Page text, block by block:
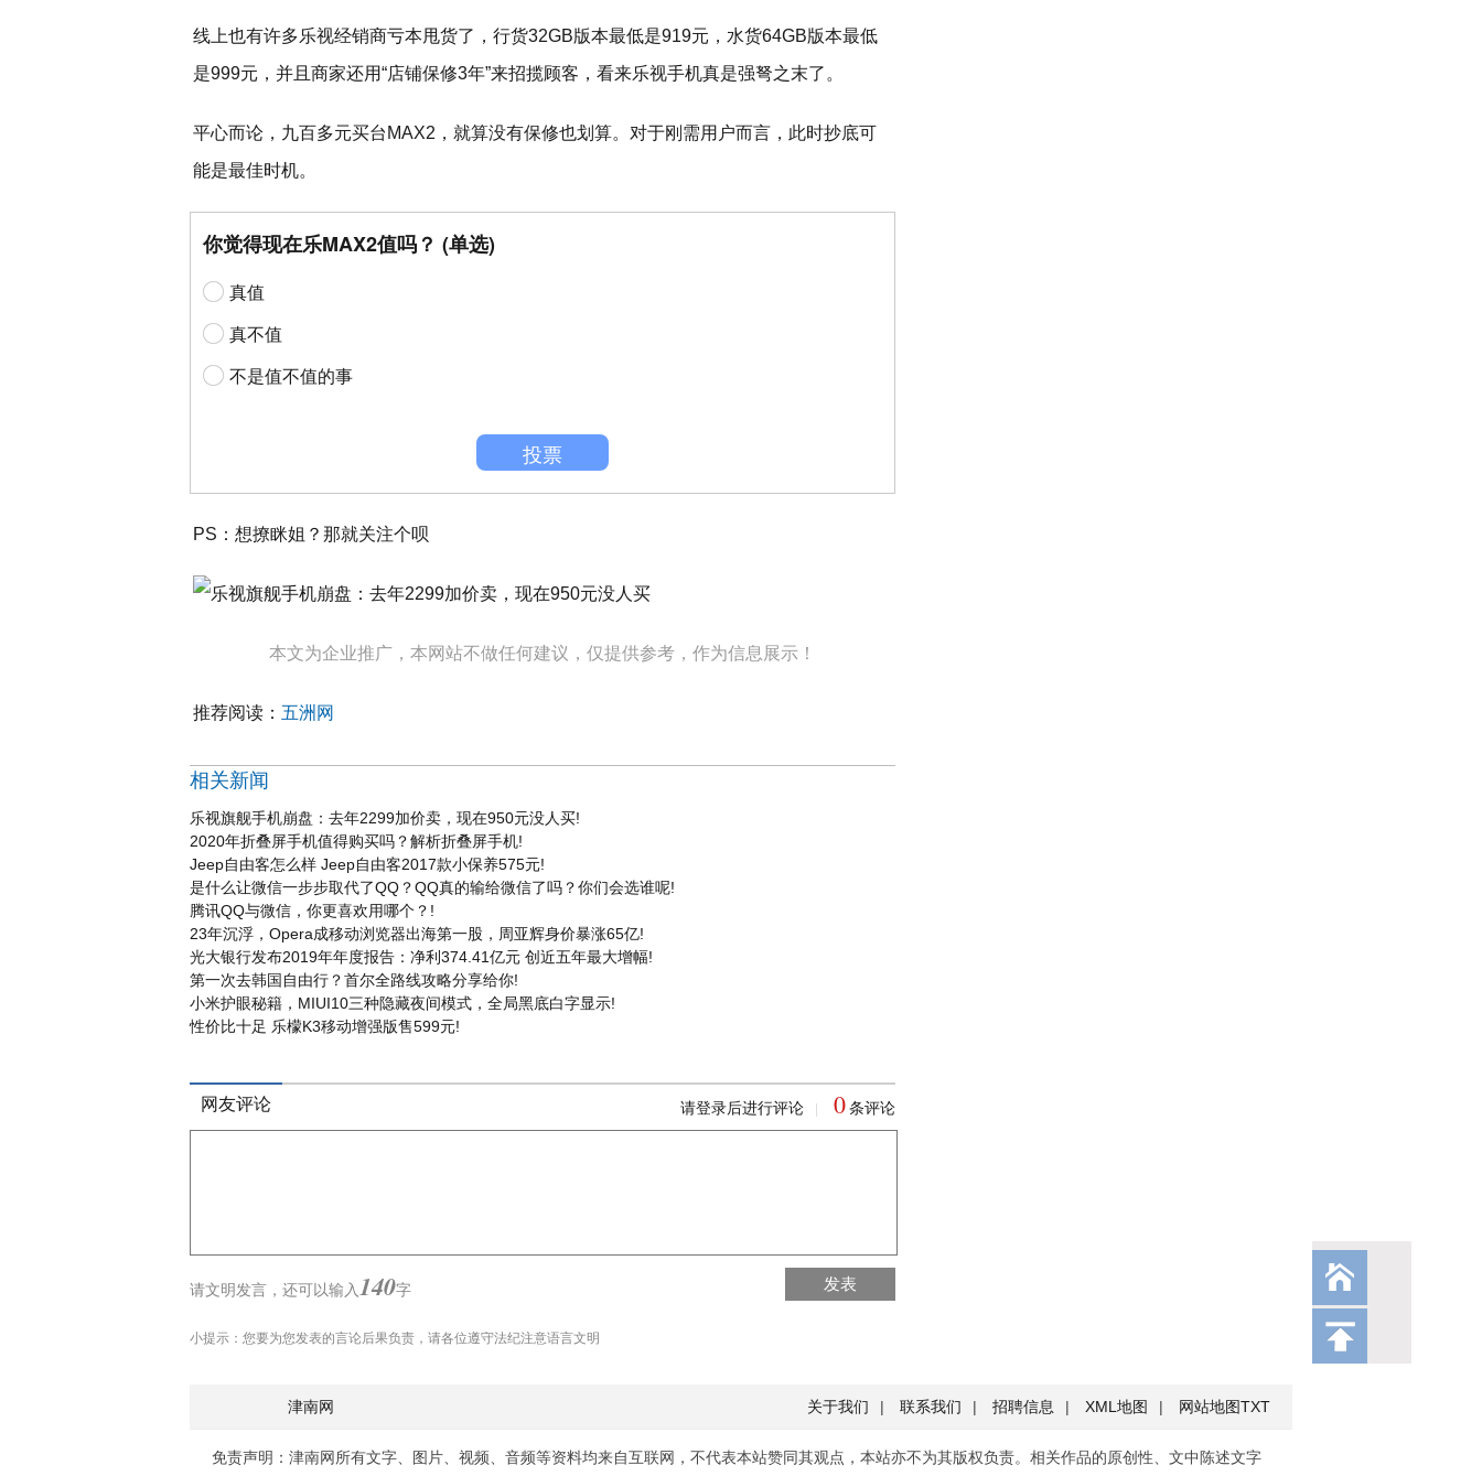
线上也有许多乐视经销商亏本甩货了，行货32GB版本最低是919元，水货64GB版本最低
是999元，并且商家还用“店铺保修3年”来招揽顾客，看来乐视手机真是强弩之末了。
平心而论，九百多元买台MAX2，就算没有保修也划算。对于刚需用户而言，此时抄底可
能是最佳时机。
你觉得现在乐MAX2值吗？ (单选)
真值
真不值
不是值不值的事
投票
PS：想撩眯姐？那就关注个呗
本文为企业推广，本网站不做任何建议，仅提供参考，作为信息展示！
推荐阅读： 五洲网
相关新闻
乐视旗舰手机崩盘：去年2299加价卖，现在950元没人买!
2020年折叠屏手机值得购买吗？解析折叠屏手机!
Jeep自由客怎么样 Jeep自由客2017款小保养575元!
是什么让微信一步步取代了QQ？QQ真的输给微信了吗？你们会选谁呢!
腾讯QQ与微信，你更喜欢用哪个？!
23年沉浮，Opera成移动浏览器出海第一股，周亚辉身价暴涨65亿!
光大银行发布2019年年度报告：净利374.41亿元 创近五年最大增幅!
第一次去韩国自由行？首尔全路线攻略分享给你!
小米护眼秘籍，MIUI10三种隐藏夜间模式，全局黑底白字显示!
性价比十足 乐檬K3移动增强版售599元!
网友评论 请登录后进行评论 0条评论
请文明发言， 还可以输入140字 发表
小提示：您要为您发表的言论后果负责，请各位遵守法纪注意语言文明
回到首页
津南网 关于我们 | 联系我们 | 招聘信息 | XML地图 | 网站地图TXT
免责声明：津南网所有文字、图片、视频、音频等资料均来自互联网，不代表本站赞同其观点，本站亦不为其版权负责。相关作品的原创性、文中陈述文字